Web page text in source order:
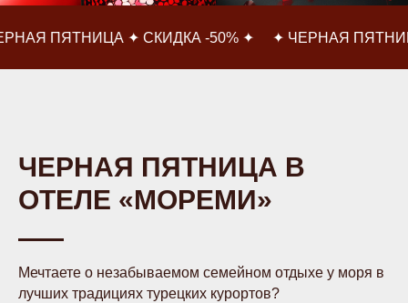
✦ СКИДКА -50% ✦ ✦ ЧЕРНАЯ ПЯТНИЦА ✦ СКИДКА
ЧЕРНАЯ ПЯТНИЦА В
ОТЕЛЕ «МОРЕМИ»
Мечтаете о незабываемом семейном отдыхе у моря в
лучших традициях турецких курортов?